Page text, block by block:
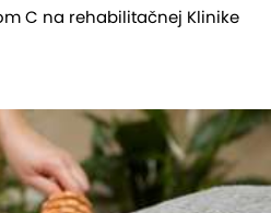
C na rehabilitačnej Klinike